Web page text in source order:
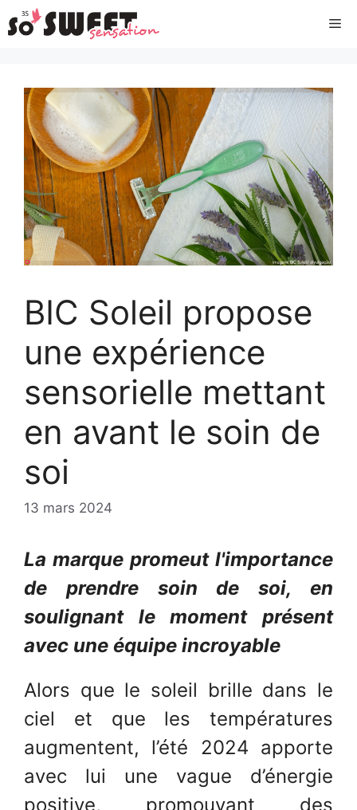
Aller
au
BIC Soleil propose
une expérience
sensorielle mettant
en avant le soin de
soi
13 mars 2024
La marque promeut l'importance
de prendre soin de soi, en
soulignant le moment présent
avec une équipe incroyable
Alors que le soleil brille dans le
ciel et que les températures
augmentent, l’été 2024 apporte
avec lui une vague d’énergie
positive, promouvant des